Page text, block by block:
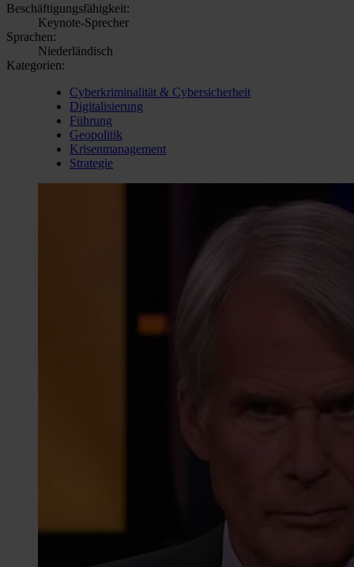
Beschäftigungsfähigkeit:
Keynote-Sprecher
Sprachen:
Niederländisch
Kategorien:
Cyberkriminalität & Cybersicherheit
Digitalisierung
Führung
Geopolitik
Krisenmanagement
Strategie